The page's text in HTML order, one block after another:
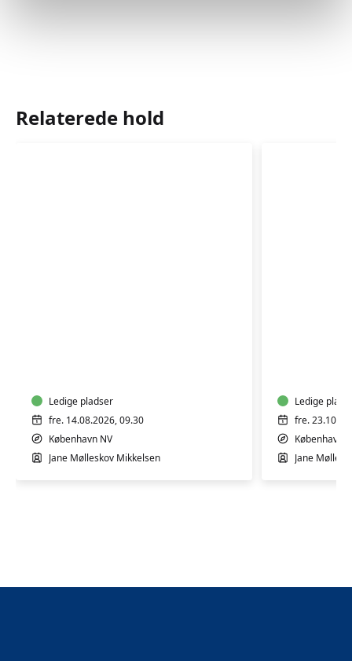
Relaterede hold
2-
4
år
Ledige pladser
fre. 14.08.2026, 09.30
København NV
Jane Mølleskov Mikkelsen
2-
4
år
Ledige
fre.
København
Jane